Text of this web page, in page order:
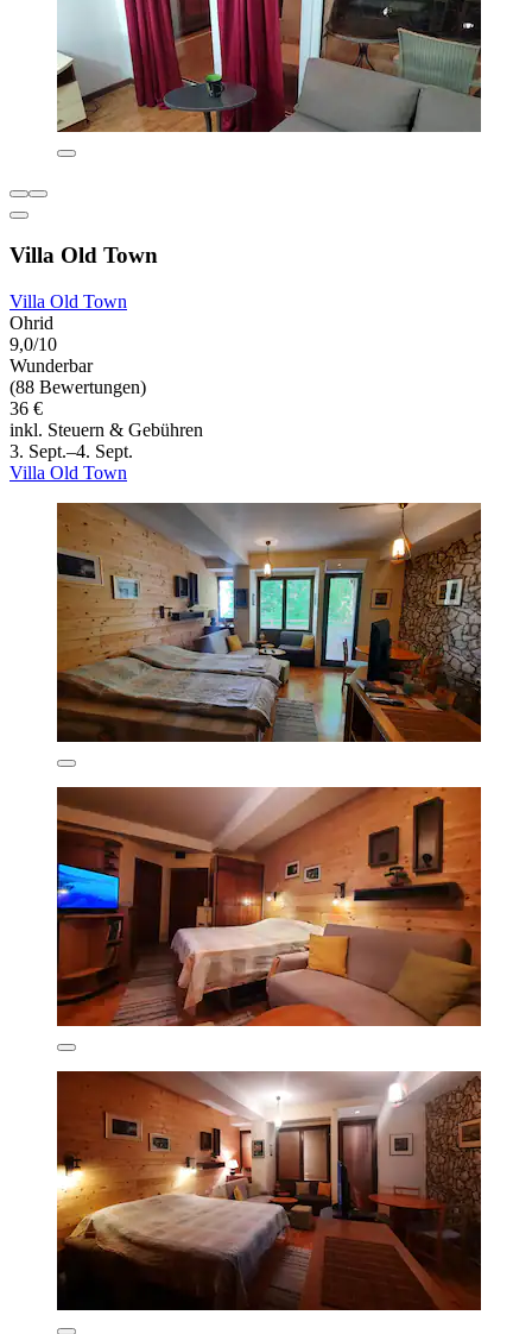
Villa Old Town
Villa Old Town
Ohrid
9,0/10
Wunderbar
(88 Bewertungen)
36 €
inkl. Steuern & Gebühren
3. Sept.–4. Sept.
Villa Old Town